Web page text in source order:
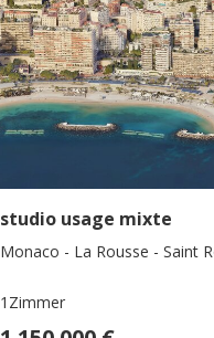
studio usage mixte
Monaco - La Rousse - Saint
1Zimmer